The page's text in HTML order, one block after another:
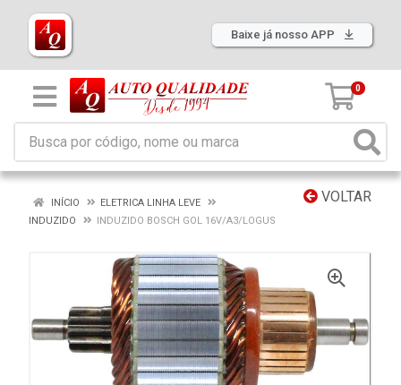
Baixe já nosso APP
0
VOLTAR
INÍCIO
ELETRICA LINHA LEVE
INDUZIDO
INDUZIDO BOSCH GOL 16V/A3/LOGUS